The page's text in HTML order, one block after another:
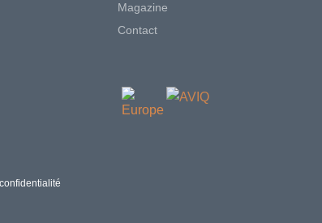
Magazine
Contact